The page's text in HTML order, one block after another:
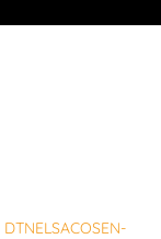
DTNELSACOSEN-